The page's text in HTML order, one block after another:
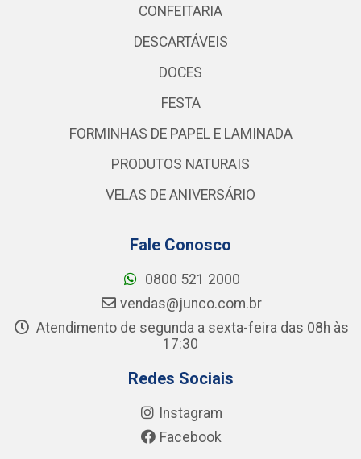
CONFEITARIA
DESCARTÁVEIS
DOCES
FESTA
FORMINHAS DE PAPEL E LAMINADA
PRODUTOS NATURAIS
VELAS DE ANIVERSÁRIO
Fale Conosco
0800 521 2000
vendas@junco.com.br
Atendimento de segunda a sexta-feira das 08h às
17:30
Redes Sociais
Instagram
Facebook